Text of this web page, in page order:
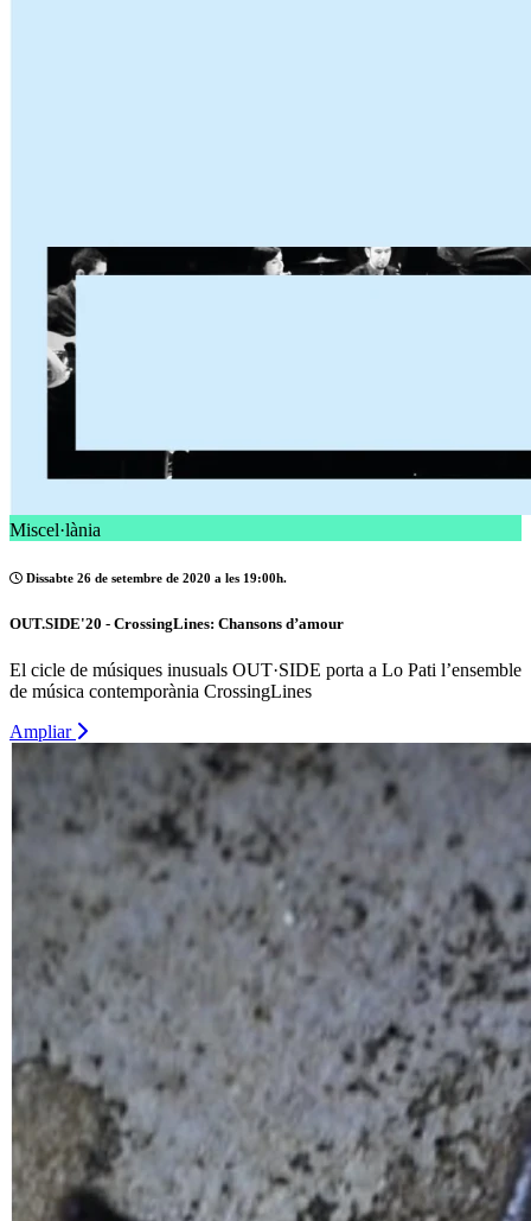
Miscel·lània
Dissabte 26 de setembre de 2020 a les 19:00h.
OUT.SIDE'20 - CrossingLines: Chansons d’amour
El cicle de músiques inusuals OUT·SIDE porta a Lo Pati l’ensemble
de música contemporània CrossingLines
Ampliar